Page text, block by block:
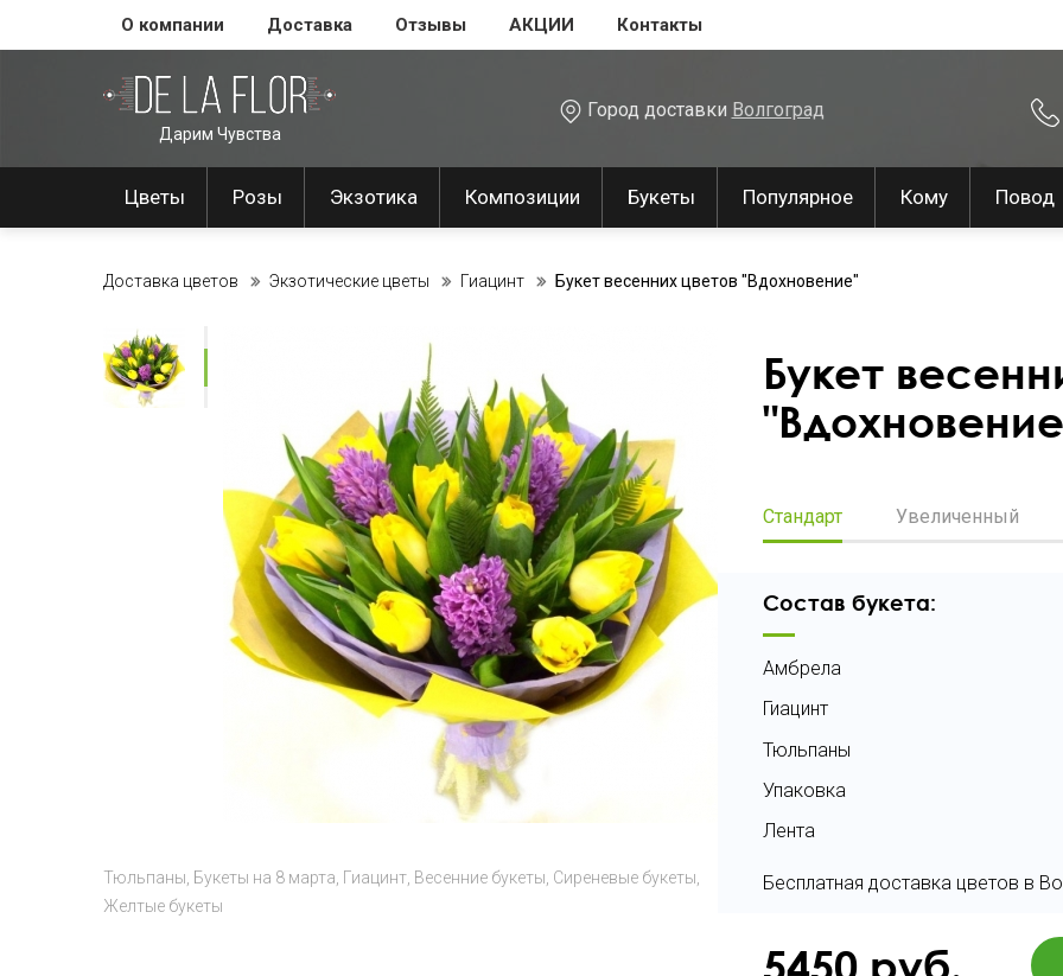
О компании Доставка Отзывы АКЦИИ Контакты
Дарим Чувства
Город доставки Волгоград
Цветы Розы Экзотика Композиции Букеты Популярное Кому Повод
Доставка цветов Экзотические цветы Гиацинт Букет весенних цветов "Вдохновение"
Тюльпаны Букеты на 8 марта Гиацинт Весенние букеты Сиреневые букеты
Желтые букеты
Букет
Стандарт Увеличенный
Состав букета:
Амбрела
Гиацинт
Тюльпаны
Упаковка
Лента
Бесплатная доставка цветов в